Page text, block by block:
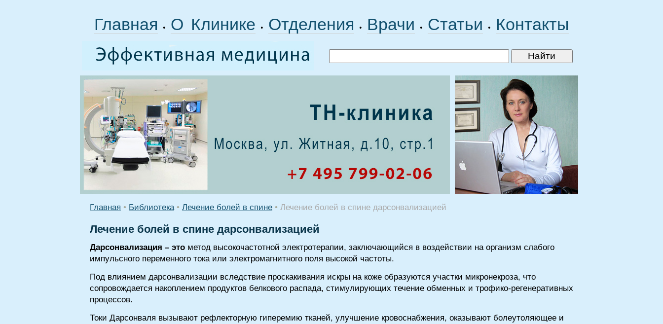
Главная • О Клинике • Отделения • Врачи • Статьи • Контакты
Главная • Библиотека • Лечение болей в спине • Лечение болей в спине дарсонвализацией
Лечение болей в спине дарсонвализацией
Дарсонвализация – это метод высокочастотной электротерапии, заключающийся в воздействии на организм слабого
импульсного переменного тока или электромагнитного поля высокой частоты.
Под влиянием дарсонвализации вследствие проскакивания искры на коже образуются участки микронекроза, что
сопровождается накоплением продуктов белкового распада, стимулирующих течение обменных и трофико-регенеративных
процессов.
Токи Дарсонваля вызывают рефлекторную гиперемию тканей, улучшение кровоснабжения, оказывают болеутоляющее и